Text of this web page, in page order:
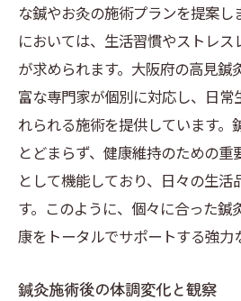
な鍼やお灸の施術プランを提案し
においては、生活習慣やストレ
が求められます。大阪府の高見鍼
富な専門家が個別に対応し、日常
れられる施術を提供しています。
とどまらず、健康維持のための重
として機能しており、日々の生活
す。このように、個々に合った鍼
康をトータルでサポートする強力
鍼灸施術後の体調変化と観察